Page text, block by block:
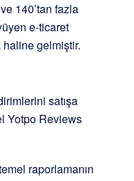
140’tan fazla
e-ticaret
gelmiştir.
satışa
Yotpo Reviews
raporlamanın